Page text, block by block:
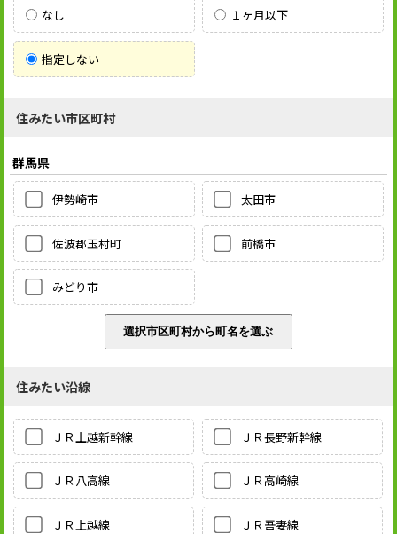
なし １ヶ月以下
指定しない
住みたい市区町村
群馬県
伊勢崎市 太田市
佐波郡玉村町 前橋市
みどり市
住みたい沿線
ＪＲ上越新幹線 ＪＲ長野新幹線
ＪＲ八高線 ＪＲ高崎線
ＪＲ上越線 ＪＲ吾妻線